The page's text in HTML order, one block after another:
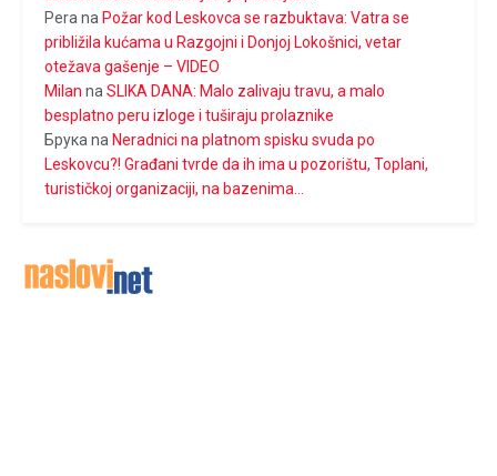
Pera na Požar kod Leskovca se razbuktava: Vatra se
približila kućama u Razgojni i Donjoj Lokošnici, vetar
otežava gašenje – VIDEO
Milan na SLIKA DANA: Malo zalivaju travu, a malo
besplatno peru izloge i tuširaju prolaznike
Брука na Neradnici na platnom spisku svuda po
Leskovcu?! Građani tvrde da ih ima u pozorištu, Toplani,
turističkoj organizaciji, na bazenima…